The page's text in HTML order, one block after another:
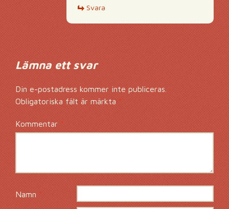
Svara
Lämna ett svar
Din e-postadress kommer inte publiceras.
Obligatoriska fält är märkta*
Kommentar *
Namn *